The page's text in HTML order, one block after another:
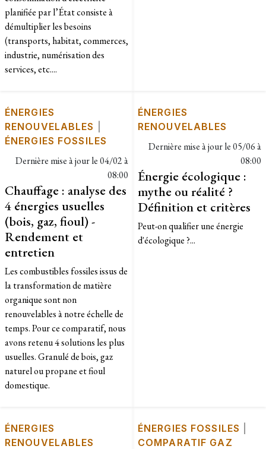
planifiée par l’État consiste à
démultiplier les besoins
(transports, habitat, commerces,
industrie, numérisation des
services, etc....
ÉNERGIES
RENOUVELABLES
ÉNERGIES FOSSILES
Dernière mise à jour le04/02 à
08:00
Chauffage : analyse des
4 énergies usuelles
(bois, gaz, fioul) -
Rendement et
entretien
Les combustibles fossiles issus de
la transformation de matière
organique sont non
renouvelables à notre échelle de
temps. Pour ce comparatif, nous
avons retenu 4 solutions les plus
usuelles. Granulé de bois, gaz
naturel ou propane et fioul
domestique.
ÉNERGIES
RENOUVELABLES
Dernière mise à jour le05/06 à
08:00
Énergie écologique :
mythe ou réalité ?
Définition et critères
Peut-on qualifier une énergie
d'écologique ?...
ÉNERGIES
RENOUVELABLES
ÉNERGIES FOSSILES
COMPARATIF GAZ